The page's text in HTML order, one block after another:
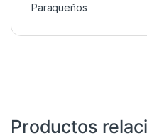
Paraqueños
Productos